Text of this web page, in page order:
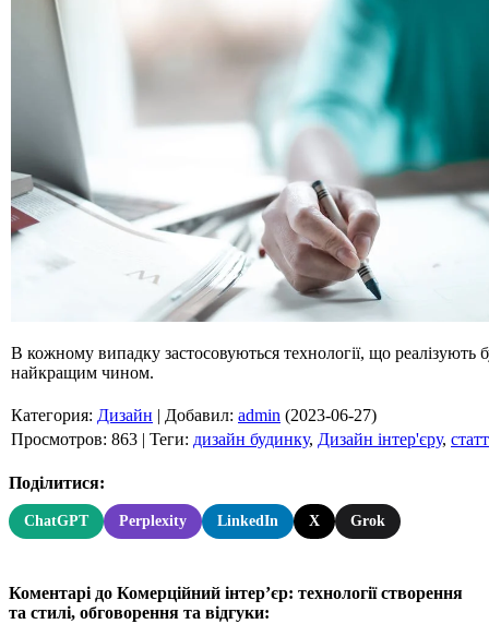
В кожному випадку застосовуються технології, що реалізують
найкращим чином.
Категория: Дизайн | Добавил: admin (2023-06-27)
Просмотров: 863 | Теги: дизайн будинку, Дизайн інтер'єру,
Поділитися:
ChatGPT Perplexity LinkedIn X Grok
Коментарі до Комерційний інтер’єр: технології створення
та стилі, обговорення та відгуки: